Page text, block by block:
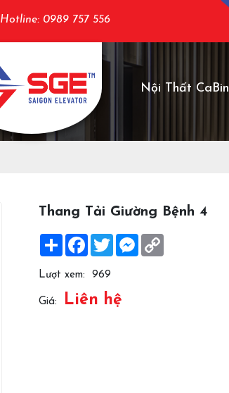
Hotline: 0989 757 556
Nội Thất CaBin
Thang Tải Giường Bệnh 4
Share Facebook
TwitterMessenger
Lượt xem: 969
Giá: Liên hệ